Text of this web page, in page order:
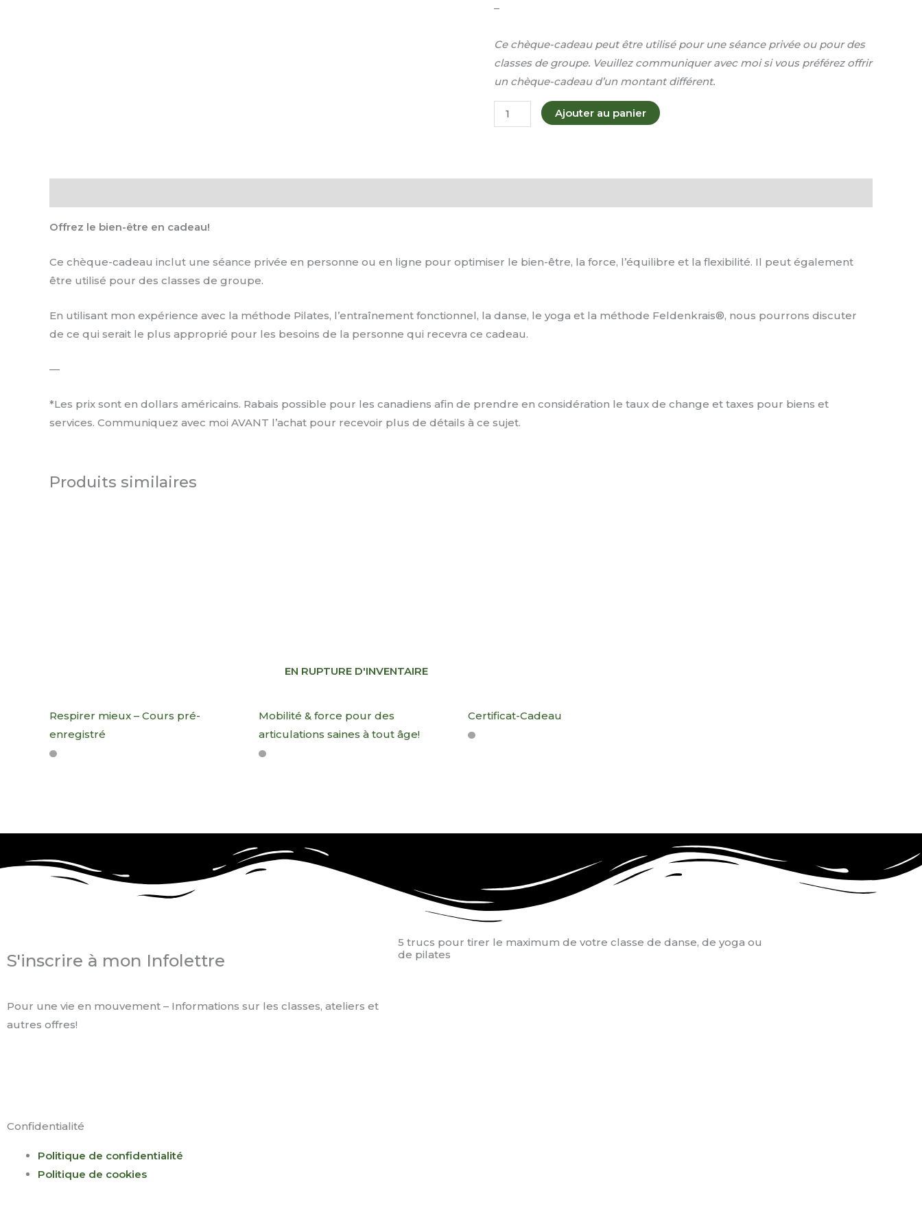
–
Ce chèque-cadeau peut être utilisé pour une séance privée ou pour des
classes de groupe. Veuillez communiquer avec moi si vous préférez offrir
un chèque-cadeau d’un montant différent.
Ajouter au panier
Offrez le bien-être en cadeau!
Ce chèque-cadeau inclut une séance privée en personne ou en ligne pour optimiser le bien-être, la force, l’équilibre et la flexibilité. Il peut également
être utilisé pour des classes de groupe.
En utilisant mon expérience avec la méthode Pilates, l’entraînement fonctionnel, la danse, le yoga et la méthode Feldenkrais®, nous pourrons discuter
de ce qui serait le plus approprié pour les besoins de la personne qui recevra ce cadeau.
—
*Les prix sont en dollars américains. Rabais possible pour les canadiens afin de prendre en considération le taux de change et taxes pour biens et
services. Communiquez avec moi AVANT l’achat pour recevoir plus de détails à ce sujet.
Produits similaires
Respirer mieux​ – Cours pré-
enregistré
EN RUPTURE D'INVENTAIRE
Mobilité & force pour des
articulations saines à tout âge!
Certificat-Cadeau
S'inscrire à mon Infolettre
Pour une vie en mouvement – Informations sur les classes, ateliers et
autres offres!
a
c
e
n
s
t
u
t
n
k
Confidentialité
Politique de confidentialité
Politique de cookies
5 trucs pour tirer le maximum de votre classe de danse, de yoga ou
de pilates